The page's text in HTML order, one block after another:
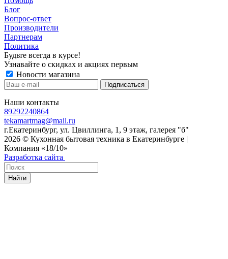
Блог
Вопрос-ответ
Производители
Партнерам
Политика
Будьте всегда в курсе!
Узнавайте о скидках и акциях первым
Новости магазина
Наши контакты
89292240864
tekamartmag@mail.ru
г.Екатеринбург, ул. Цвиллинга, 1, 9 этаж, галерея "б"
2026 © Кухонная бытовая техника в Екатеринбурге |
Компания «18/10»
Разработка сайта
Найти